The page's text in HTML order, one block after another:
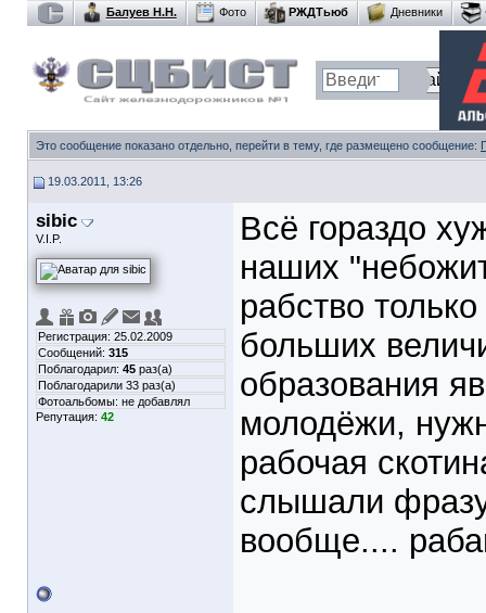
Балуев Н.Н. Фото РЖДТьюб Дневники
Это сообщение показано отдельно, перейти в тему, где размещено сообщение:
19.03.2011, 13:26
sibic
V.I.P.
Регистрация: 25.02.2009
Сообщений: 315
Поблагодарил: 45 раз(а)
Поблагодарили 33 раз(а)
Фотоальбомы: не добавлял
Репутация: 42
Всё гораздо
наших
рабство
больших
образования
молодёжи,
рабочая
слышали
вообще....